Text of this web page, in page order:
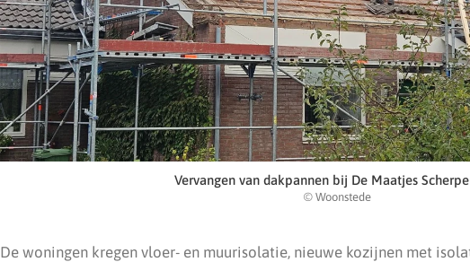
Vervangen van dakpannen bij De Maatjes
© Woonstede
De woningen kregen vloer- en muurisolatie, nieuwe kozijnen met